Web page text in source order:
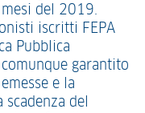
del 2019.
iscritti FEPA
Pubblica
garantito
e la
del